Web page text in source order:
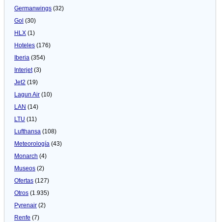
Germanwings (32)
Gol (30)
HLX (1)
Hoteles (176)
Iberia (354)
Interjet(3)
Jet2 (19)
Lagun Air (10)
LAN (14)
LTU (11)
Lufthansa (108)
Meteorologí­a (43)
Monarch (4)
Museos (2)
Ofertas (127)
Otros (1.935)
Pyrenair (2)
Renfe (7)